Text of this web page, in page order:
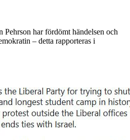
Pehrson har fördömt händelsen och
– detta rapporteras i